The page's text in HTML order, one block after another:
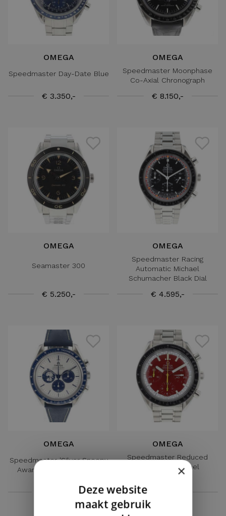
OMEGA
Speedmaster Day-Date Blue
€ 3.350,-
OMEGA
Speedmaster Moonphase
Co-Axial Chronograph
€ 8.150,-
OMEGA
Seamaster 300
€ 5.250,-
OMEGA
Speedmaster Racing
Automatic Michael
Schumacher Black Dial
€ 4.595,-
OMEGA
Speedmaster 'Silver Snoopy
Award' 50th Anniversary
OMEGA
Speedmaster Reduced
Automatic Michael
Schumacher
×
Deze website
maakt gebruik